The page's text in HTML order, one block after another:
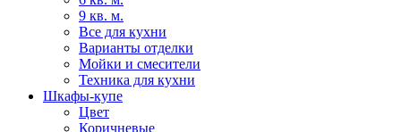
9 кв. м.
Все для кухни
Варианты отделки
Мойки и смесители
Техника для кухни
Шкафы-купе
Цвет
Коричневые